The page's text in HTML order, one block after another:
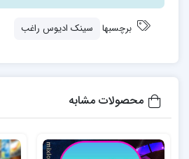
برچسبها سینک ادیوس راغب
محصولات مشابه